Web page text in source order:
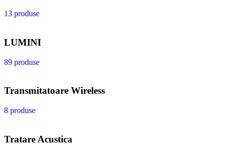
13 produse
LUMINI
89 produse
Transmitatoare Wireless
8 produse
Tratare Acustica